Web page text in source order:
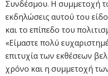
Συνδέσμου. Η συμμετοχή
εκδηλώσεις αυτού του
και το επίπεδο του
«Είμαστε πολύ
επιτυχία των εκθέσεων
χρόνο και η συμμετοχή